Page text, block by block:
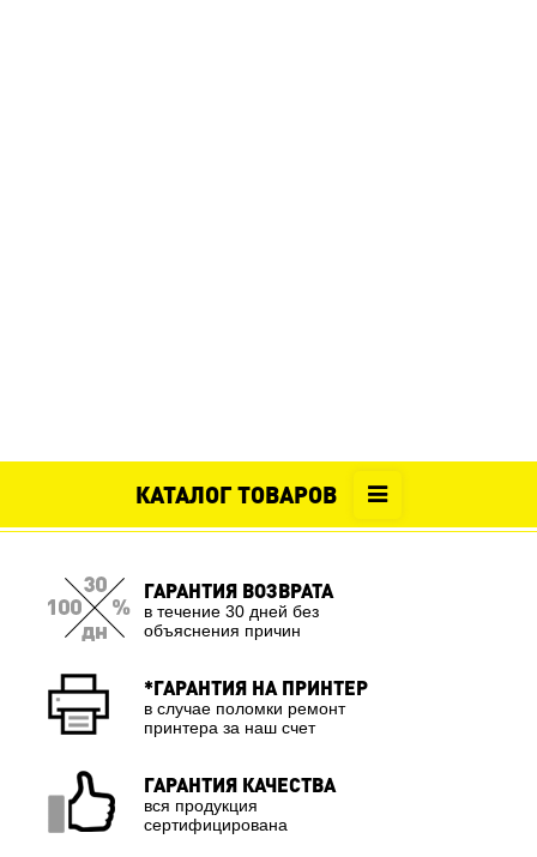
КАТАЛОГ ТОВАРОВ
ГАРАНТИЯ ВОЗВРАТА
в течение 30 дней без
объяснения причин
*ГАРАНТИЯ НА ПРИНТЕР
в случае поломки ремонт
принтера за наш счет
ГАРАНТИЯ КАЧЕСТВА
вся продукция
сертифицирована